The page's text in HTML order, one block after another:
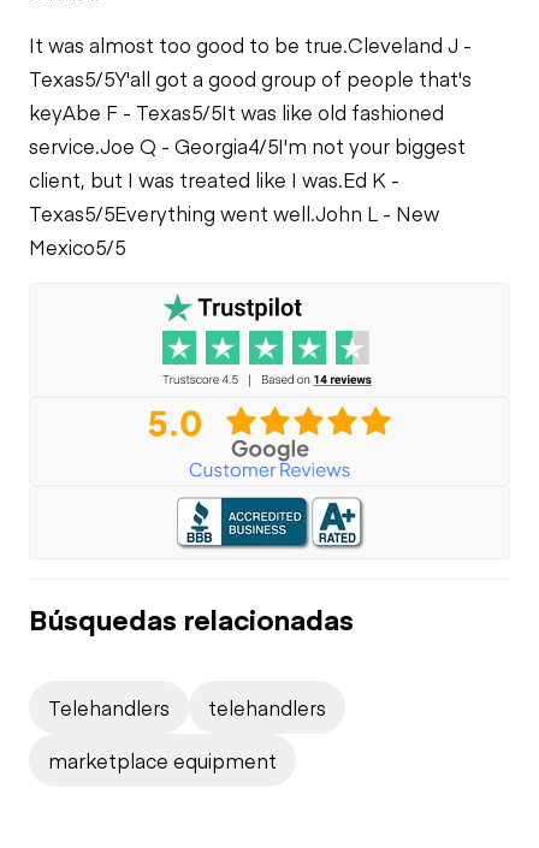
It was almost too good to be true.Cleveland J -
Texas5/5Y'all got a good group of people that's
keyAbe F - Texas5/5It was like old fashioned
service.Joe Q - Georgia4/5I'm not your biggest
client, but I was treated like I was.Ed K -
Texas5/5Everything went well.John L - New
Mexico5/5
Búsquedas relacionadas
Telehandlers
telehandlers
marketplace equipment